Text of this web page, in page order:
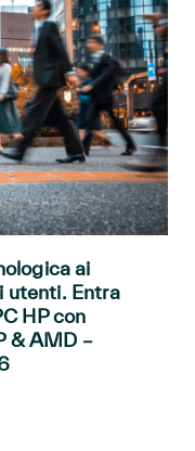
ai
utenti. Entra
HP con
& AMD –